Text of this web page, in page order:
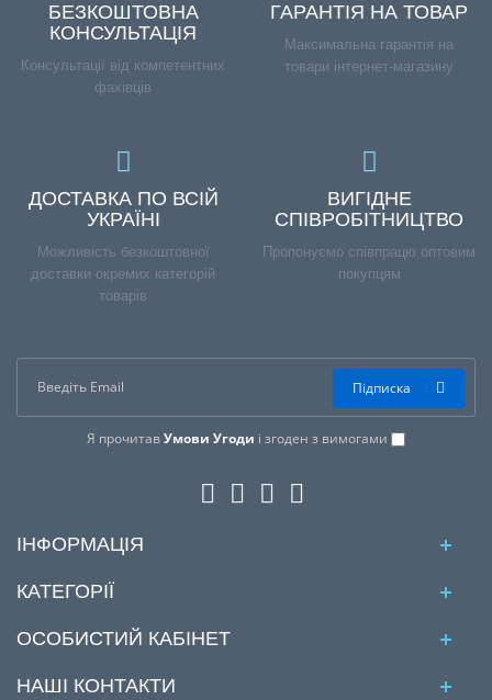
БЕЗКОШТОВНА
КОНСУЛЬТАЦІЯ
Консультації від компетентних
фахівців
ГАРАНТІЯ НА ТОВАР
Максимальна гарантія на
товари інтернет-магазину
ДОСТАВКА ПО ВСІЙ
УКРАЇНІ
Можливість безкоштовної
доставки окремих категорій
товарів
ВИГІДНЕ
СПІВРОБІТНИЦТВО
Пропонуємо співпрацю оптовим
покупцям
Я прочитавУмови Угоди і згоден з вимогами
Підписка
ІНФОРМАЦІЯ
КАТЕГОРІЇ
ОСОБИСТИЙ КАБІНЕТ
НАШІ КОНТАКТИ